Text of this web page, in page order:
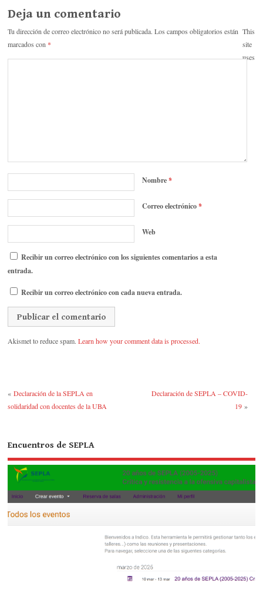
Deja un comentario
Tu dirección de correo electrónico no será publicada. Los campos obligatorios están
marcados con *
Nombre*
Correo electrónico*
Web
Recibir un correo electrónico con los siguientes comentarios a esta
entrada.
Recibir un correo electrónico con cada nueva entrada.
This
site
uses
Akismet to reduce spam.Learn how your comment data is processed.
«Declaración de la SEPLA en
solidaridad con docentes de la UBA
Declaración de SEPLA – COVID-
19»
Encuentros de SEPLA